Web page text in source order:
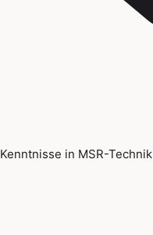
Kenntnisse in MSR-Technik